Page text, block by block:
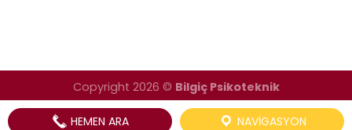
Copyright 2026 © Bilgiç Psikoteknik
HEMEN ARA NAVIGASYON